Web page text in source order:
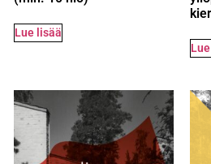
Lue lisää